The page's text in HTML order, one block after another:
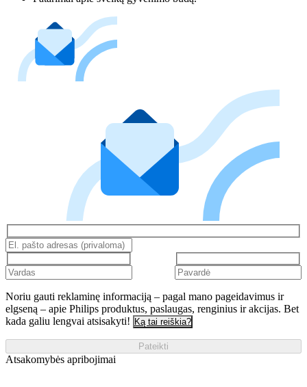
Noriu gauti reklaminę informaciją – pagal mano pageidavimus ir
elgseną – apie Philips produktus, paslaugas, renginius ir akcijas. Bet
kada galiu lengvai atsisakyti! Ką tai reiškia?
Pateikti
Atsakomybės apribojimai